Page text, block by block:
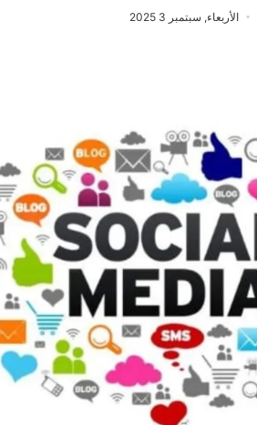
الأربعاء, سبتمبر 3 2025